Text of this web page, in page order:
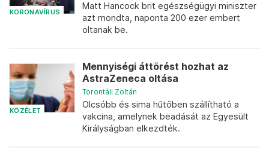
KORONAVÍRUS
Matt Hancock brit egészségügyi miniszter
azt mondta, naponta 200 ezer embert
oltanak be.
KÖZÉLET
Mennyiségi áttörést hozhat az
AstraZeneca oltása
Torontáli Zoltán
Olcsóbb és sima hűtőben szállítható a
vakcina, amelynek beadását az Egyesült
Királyságban elkezdték.